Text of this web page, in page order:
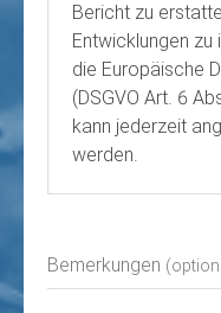
Bericht zu
Entwicklungen zu
die Europäische
(DSGVO Art. 6
kann jederzeit
werden.
Bemerkungen